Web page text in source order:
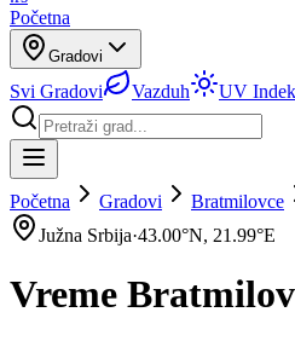
Početna
Gradovi
Svi Gradovi Vazduh UV
Početna Gradovi Bratmilovce
Južna Srbija·43.00°N, 21.99°E
Vreme